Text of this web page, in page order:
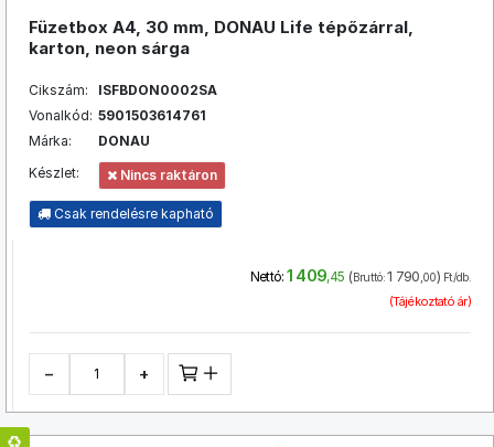
Füzetbox A4, 30 mm, DONAU Life tépőzárral,
karton, neon sárga
Cikszám:
ISFBDON0002SA
Vonalkód: 5901503614761
Márka:
DONAU
Készlet:
Nincs raktáron
Csak rendelésre kapható
Nettó: 1 409,45 (Bruttó:1 790,00) Ft/db.
(Tájékoztató ár)
− +